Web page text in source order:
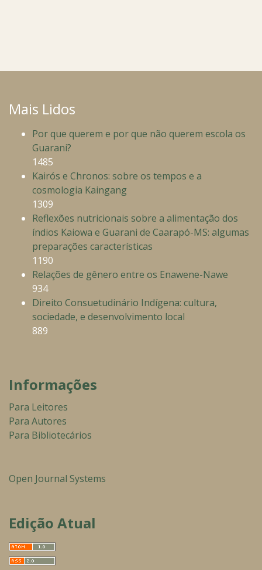
Mais Lidos
Por que querem e por que não querem escola os
Guarani?
1485
Kairós e Chronos: sobre os tempos e a
cosmologia Kaingang
1309
Reflexões nutricionais sobre a alimentação dos
índios Kaiowa e Guarani de Caarapó-MS: algumas
preparações características
1190
Relações de gênero entre os Enawene-Nawe
934
Direito Consuetudinário Indígena: cultura,
sociedade, e desenvolvimento local
889
Informações
Para Leitores
Para Autores
Para Bibliotecários
Open Journal Systems
Edição Atual